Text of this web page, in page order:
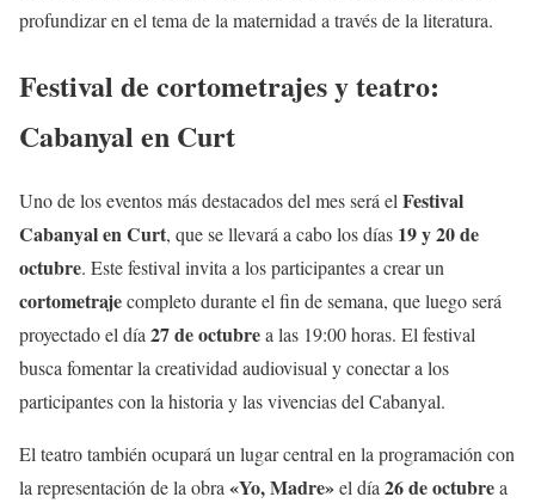
profundizar en el tema de la maternidad a través de la literatura.
Festival de cortometrajes y teatro:
Cabanyal en Curt
Uno de los eventos más destacados del mes será elFestival
Cabanyal en Curt, que se llevará a cabo los días 19 y 20 de
octubre. Este festival invita a los participantes a crear un
cortometrajecompleto durante el fin de semana, que luego será
proyectado el día27 de octubrea las 19:00 horas. El festival
busca fomentar la creatividad audiovisual y conectar a los
participantes con la historia y las vivencias del Cabanyal.
El teatro también ocupará un lugar central en la programación con
la representación de la obra«Yo, Madre»el día26 de octubrea